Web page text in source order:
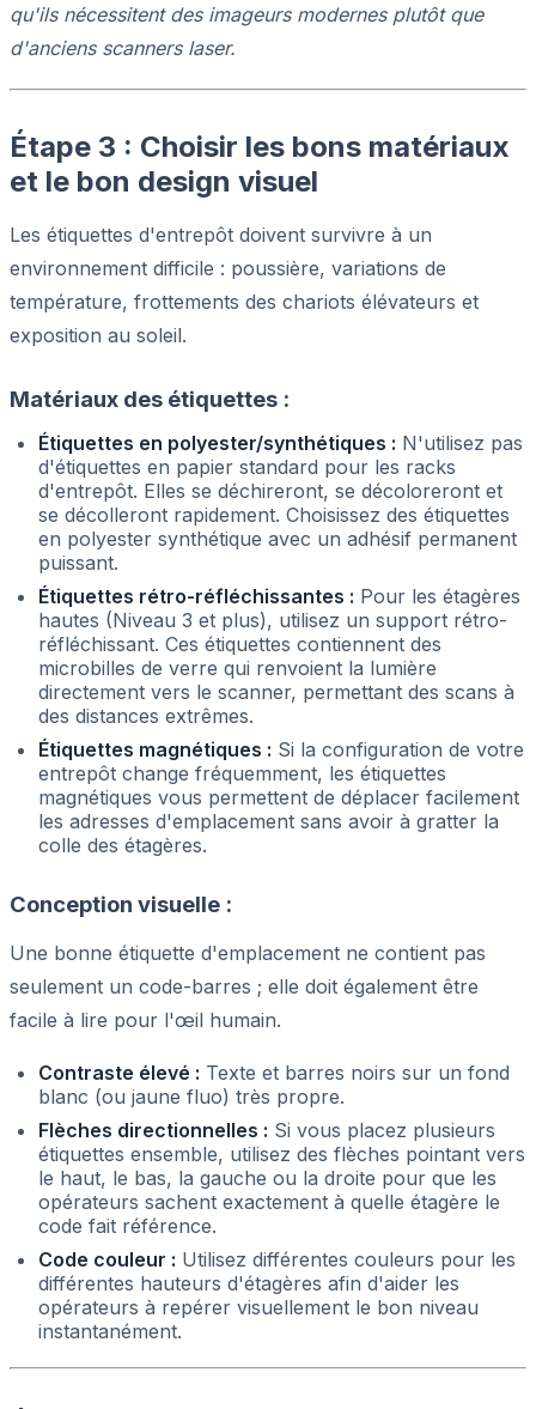
qu'ils nécessitent des imageurs modernes plutôt que
d'anciens scanners laser.
Étape 3 : Choisir les bons matériaux
et le bon design visuel
Les étiquettes d'entrepôt doivent survivre à un
environnement difficile : poussière, variations de
température, frottements des chariots élévateurs et
exposition au soleil.
Matériaux des étiquettes :
Étiquettes en polyester/synthétiques : N'utilisez pas
d'étiquettes en papier standard pour les racks
d'entrepôt. Elles se déchireront, se décoloreront et
se décolleront rapidement. Choisissez des étiquettes
en polyester synthétique avec un adhésif permanent
puissant.
Étiquettes rétro-réfléchissantes : Pour les étagères
hautes (Niveau 3 et plus), utilisez un support rétro-
réfléchissant. Ces étiquettes contiennent des
microbilles de verre qui renvoient la lumière
directement vers le scanner, permettant des scans à
des distances extrêmes.
Étiquettes magnétiques : Si la configuration de votre
entrepôt change fréquemment, les étiquettes
magnétiques vous permettent de déplacer facilement
les adresses d'emplacement sans avoir à gratter la
colle des étagères.
Conception visuelle :
Une bonne étiquette d'emplacement ne contient pas
seulement un code-barres ; elle doit également être
facile à lire pour l'œil humain.
Contraste élevé : Texte et barres noirs sur un fond
blanc (ou jaune fluo) très propre.
Flèches directionnelles : Si vous placez plusieurs
étiquettes ensemble, utilisez des flèches pointant vers
le haut, le bas, la gauche ou la droite pour que les
opérateurs sachent exactement à quelle étagère le
code fait référence.
Code couleur : Utilisez différentes couleurs pour les
différentes hauteurs d'étagères afin d'aider les
opérateurs à repérer visuellement le bon niveau
instantanément.